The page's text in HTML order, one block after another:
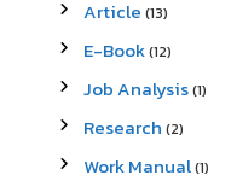
Article (13)
E-Book(12)
Job Analysis(1)
Research (2)
Work Manual(1)